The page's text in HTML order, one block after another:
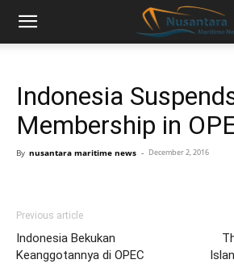
Indonesia
Membership in
By nusantara maritime news - December 2, 2016
Previous article
Indonesia Bekukan
Keanggotannya di OPEC